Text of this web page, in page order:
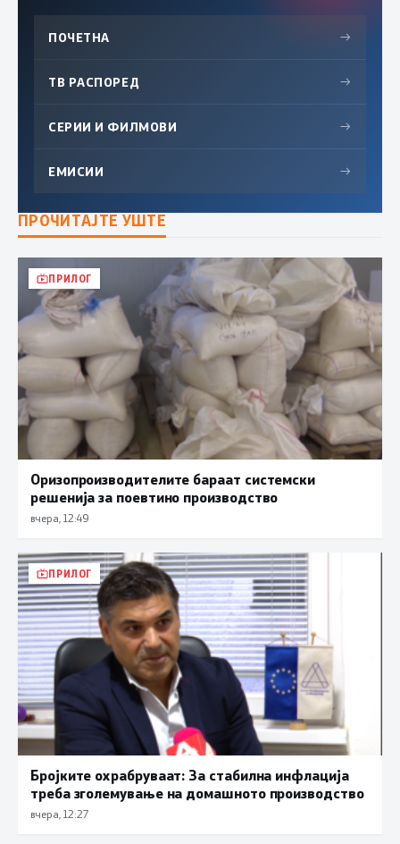
ПОЧЕТНА →
ТВ РАСПОРЕД →
СЕРИИ И ФИЛМОВИ →
ЕМИСИИ →
ПРОЧИТАЈТЕ УШТЕ
ПРИЛОГ
Оризопроизводителите бараат системски
решенија за поевтино производство
вчера, 12:49
ПРИЛОГ
Бројките охрабруваат: За стабилна инфлација
треба зголемување на домашното производство
вчера, 12:27